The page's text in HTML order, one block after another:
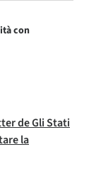
con
de Gli Stati
la